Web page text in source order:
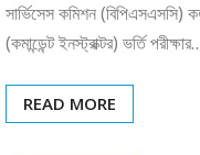
সার্ভিসেস কমিশন (বিপিএসএসসি)
(কমান্ডেন্ট ইনস্ট্রাক্টর) ভর্তি
READ MORE